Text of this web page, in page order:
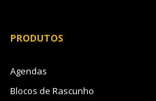
PRODUTOS
Agendas
Blocos de Rascunho